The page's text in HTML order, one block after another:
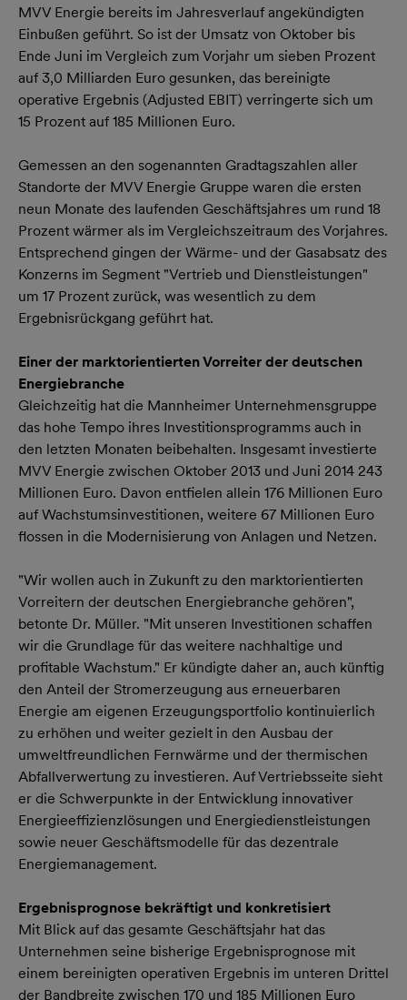
MVV Energie bereits im Jahresverlauf angekündigten
Einbußen geführt. So ist der Umsatz von Oktober bis
Ende Juni im Vergleich zum Vorjahr um sieben Prozent
auf 3,0 Milliarden Euro gesunken, das bereinigte
operative Ergebnis (Adjusted EBIT) verringerte sich um
15 Prozent auf 185 Millionen Euro.
Gemessen an den sogenannten Gradtagszahlen aller
Standorte der MVV Energie Gruppe waren die ersten
neun Monate des laufenden Geschäftsjahres um rund 18
Prozent wärmer als im Vergleichszeitraum des Vorjahres.
Entsprechend gingen der Wärme- und der Gasabsatz des
Konzerns im Segment "Vertrieb und Dienstleistungen"
um 17 Prozent zurück, was wesentlich zu dem
Ergebnisrückgang geführt hat.
Einer der marktorientierten Vorreiter der deutschen
Energiebranche
Gleichzeitig hat die Mannheimer Unternehmensgruppe
das hohe Tempo ihres Investitionsprogramms auch in
den letzten Monaten beibehalten. Insgesamt investierte
MVV Energie zwischen Oktober 2013 und Juni 2014 243
Millionen Euro. Davon entfielen allein 176 Millionen Euro
auf Wachstumsinvestitionen, weitere 67 Millionen Euro
flossen in die Modernisierung von Anlagen und Netzen.
"Wir wollen auch in Zukunft zu den marktorientierten
Vorreitern der deutschen Energiebranche gehören",
betonte Dr. Müller. "Mit unseren Investitionen schaffen
wir die Grundlage für das weitere nachhaltige und
profitable Wachstum." Er kündigte daher an, auch künftig
den Anteil der Stromerzeugung aus erneuerbaren
Energie am eigenen Erzeugungsportfolio kontinuierlich
zu erhöhen und weiter gezielt in den Ausbau der
umweltfreundlichen Fernwärme und der thermischen
Abfallverwertung zu investieren. Auf Vertriebsseite sieht
er die Schwerpunkte in der Entwicklung innovativer
Energieeffizienzlösungen und Energiedienstleistungen
sowie neuer Geschäftsmodelle für das dezentrale
Energiemanagement.
Ergebnisprognose bekräftigt und konkretisiert
Mit Blick auf das gesamte Geschäftsjahr hat das
Unternehmen seine bisherige Ergebnisprognose mit
einem bereinigten operativen Ergebnis im unteren Drittel
der Bandbreite zwischen 170 und 185 Millionen Euro